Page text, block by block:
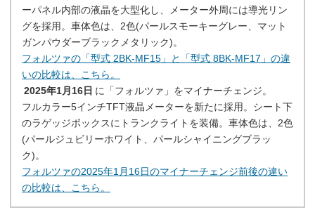
ーパネル内部の液晶を大型化し、メーター外周には導光リン
グを採用。車体色は、2色(パールスモーキーグレー、マット
ガンパウダーブラックメタリック)。
フォルツァの「型式 2BK-MF15」と「型式 8BK-MF17」の違
いの比較は、こちら。
2025年1月16日 に「フォルツァ」をマイナーチェンジ。
フルカラー5インチTFT液晶メーターを新たに採用。シート下
のラゲッジボックスにトランクライトを装備。車体色は、2色
(パールジュビリーホワイト、パールシャイニングブラッ
ク)。
フォルツァの2025年1月16日のマイナーチェンジ前後の違い
の比較は、こちら。